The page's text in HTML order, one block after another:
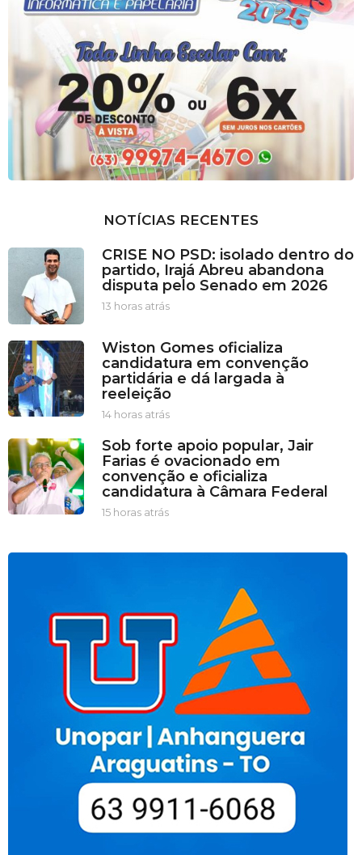
NOTÍCIAS RECENTES
CRISE NO PSD: isolado dentro do
partido, Irajá Abreu abandona
disputa pelo Senado em 2026
13 horas atrás1
o
r
a
s
a
r
á
s
Wiston Gomes oficializa
candidatura em convenção
partidária e dá largada à
reeleição
14 horas atrás1
h
o
r
a
r
Sob forte apoio popular, Jair
Farias é ovacionado em
convenção e oficializa
candidatura à Câmara Federal
15 horas atrás1
a
r